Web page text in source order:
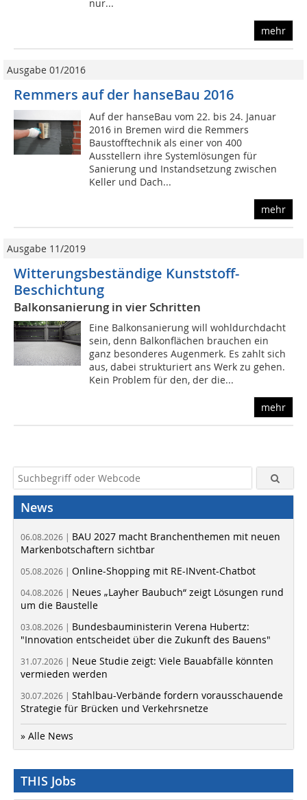
nur...
mehr
Ausgabe 01/2016
Remmers auf der hanseBau 2016
Auf der hanseBau vom 22. bis 24. Januar
2016 in Bremen wird die Remmers
Baustofftechnik als einer von 400
Ausstellern ihre Systemlösungen für
Sanierung und Instandsetzung zwischen
Keller und Dach...
mehr
Ausgabe 11/2019
Witterungsbeständige Kunststoff-
Beschichtung
Balkonsanierung in vier Schritten
Eine Balkonsanierung will wohldurchdacht
sein, denn Balkonflächen brauchen ein
ganz besonderes Augenmerk. Es zahlt sich
aus, dabei strukturiert ans Werk zu gehen.
Kein Problem für den, der die...
mehr
News
06.08.2026 | BAU 2027 macht Branchenthemen mit neuen
Markenbotschaftern sichtbar
05.08.2026 | Online-Shopping mit RE-INvent-Chatbot
04.08.2026 | Neues „Layher Baubuch“ zeigt Lösungen rund
um die Baustelle
03.08.2026 | Bundesbauministerin Verena Hubertz:
"Innovation entscheidet über die Zukunft des Bauens"
31.07.2026 | Neue Studie zeigt: Viele Bauabfälle könnten
vermieden werden
30.07.2026 | Stahlbau-Verbände fordern vorausschauende
Strategie für Brücken und Verkehrsnetze
» Alle News
THIS Jobs